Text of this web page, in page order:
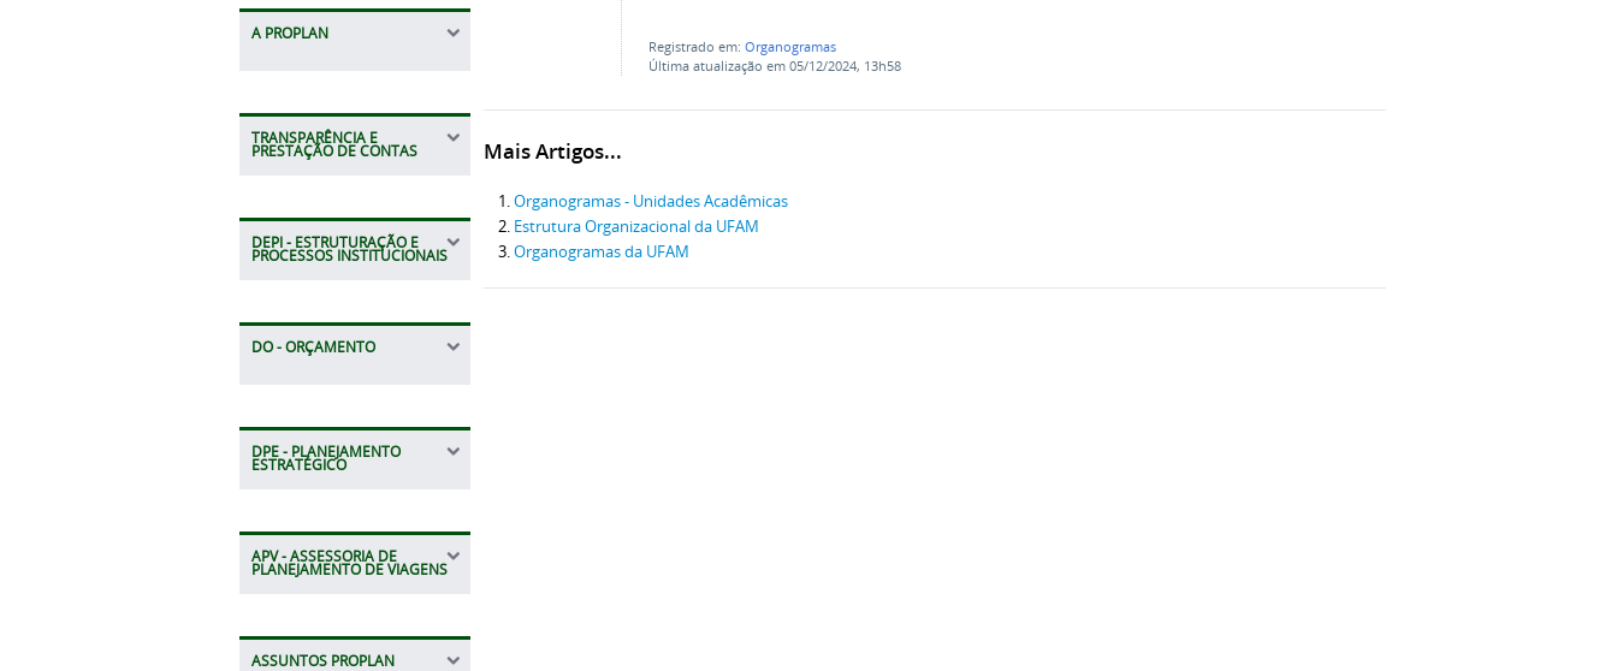
A PROPLAN
TRANSPARÊNCIA E
PRESTAÇÃO DE CONTAS
DEPI - ESTRUTURAÇÃO E
PROCESSOS INSTITUCIONAIS
DO - ORÇAMENTO
DPE - PLANEJAMENTO
ESTRATÉGICO
APV - ASSESSORIA DE
PLANEJAMENTO DE VIAGENS
ASSUNTOS PROPLAN
Registrado em:Organogramas
Última atualização em 05/12/2024, 13h58
Mais Artigos...
Organogramas - Unidades Acadêmicas
Estrutura Organizacional da UFAM
Organogramas da UFAM